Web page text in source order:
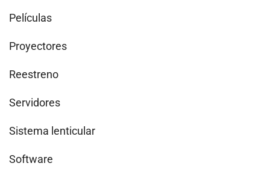
Películas
Proyectores
Reestreno
Servidores
Sistema lenticular
Software